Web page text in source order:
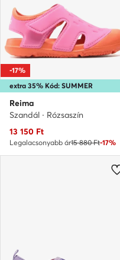
extra 35% Kód: SUMMER
-17%
Reima
Szandál · Rózsaszín
Aktuális ár
13 150 Ft
Legalacsonyabb ár15 880 Ft-17%